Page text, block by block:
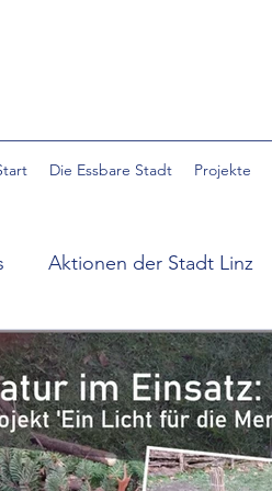
Die Essbare Stadt Projekte
Aktionen der Stadt Linz
Garden
Wildpflanzen in der Stadt